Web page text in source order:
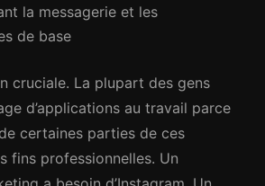
la messagerie et les
de base
cruciale. La plupart des gens
d’applications au travail parce
certaines parties de ces
fins professionnelles. Un